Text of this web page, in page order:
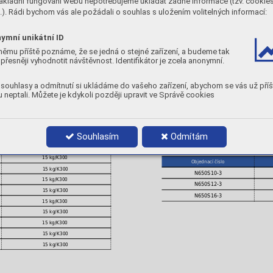
Rádi bychom vás ale požádali o souhlas s uložením volitelných informací:
unikátní ID
příště poznáme, že se jedná o stejné zařízení, a budeme tak
vyhodnotit návštěvnost. Identifikátor je zcela anonymní.
a odmítnutí si ukládáme do vašeho zařízení, abychom se vás už
neptali. Můžete je kdykoli později upravit ve Správě cookies
Souhlasím Odmítám
Cr
Balení
15 kg/K300
15 kg/K300
15 kg/K300
15 kg/K300
15 kg/K300
15 kg/K300
15 kg/K300
15 kg/K300
15 kg/K300
CHEMICKÉ SLOŽENÍ
MECHANICKÉ VLASTNOSTI
POLARITA:
DC+
PLYN:
M21
PRŮMĚRY A BALENÍ
Objednací číslo
N650S10-3
N650S12-3
N650S16-3